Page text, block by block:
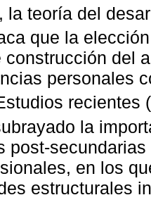
la teoría del
que la
construcción del
personales
recientes (
la
post-
en los
estructurales